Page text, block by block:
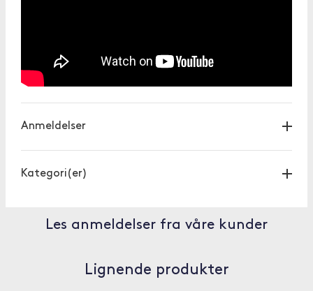
Anmeldelser
Kategori(er)
Les anmeldelser fra våre kunder
Lignende produkter